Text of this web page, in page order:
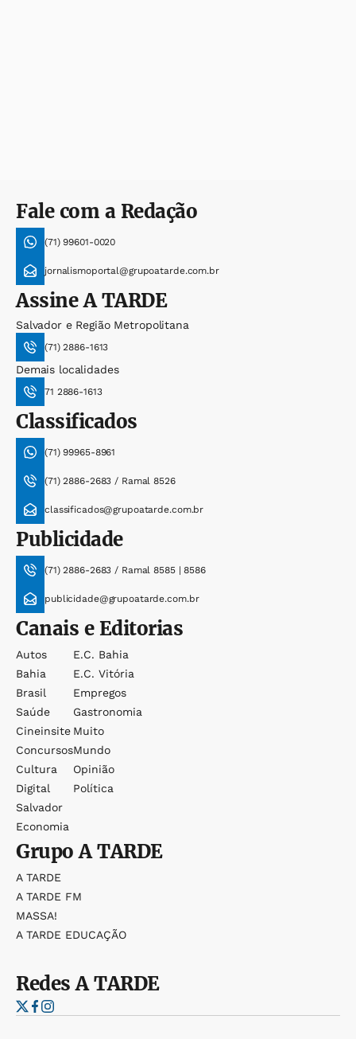
Fale com a Redação
(71) 99601-0020
jornalismoportal@grupoatarde.com.br
AssineA TARDE
Salvador e Região Metropolitana
(71) 2886-1613
Demais localidades
71 2886-1613
Classificados
(71) 99965-8961
(71) 2886-2683 / Ramal 8526
classificados@grupoatarde.com.br
Publicidade
(71) 2886-2683 / Ramal 8585 | 8586
publicidade@grupoatarde.com.br
Canais e Editorias
Autos
Bahia
Brasil
Saúde
Cineinsite
Concursos
Cultura
Digital
Salvador
Economia
E.c. Bahia
E.c. Vitória
Empregos
Gastronomia
Muito
Mundo
Opinião
Política
GrupoA TARDE
A TARDE
A TARDE FM
MASSA!
A TARDE EDUCAÇÃO
RedesA TARDE